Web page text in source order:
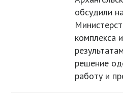
обсудили
комплекса
решение
работу и